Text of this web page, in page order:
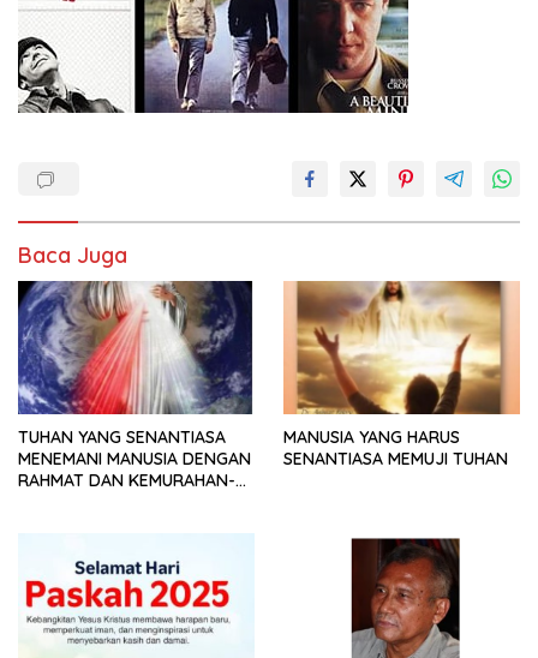
Baca Juga
TUHAN YANG SENANTIASA
MENEMANI MANUSIA DENGAN
RAHMAT DAN KEMURAHAN-
MANUSIA YANG HARUS
SENANTIASA MEMUJI TUHAN